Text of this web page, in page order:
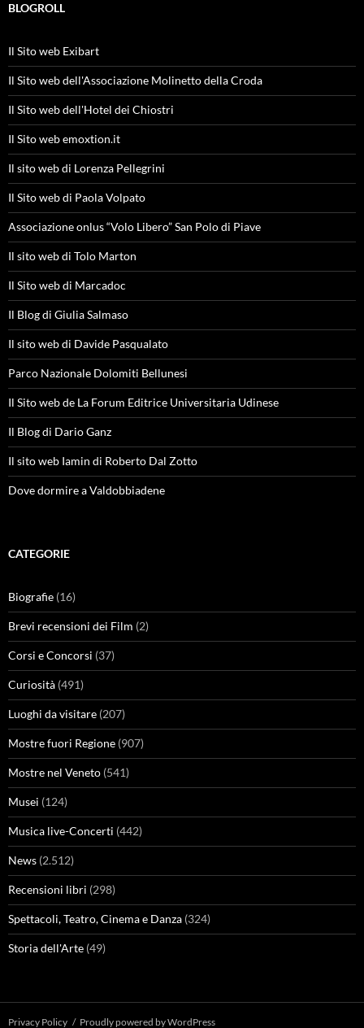
BLOGROLL
Il Sito web Exibart
Il Sito web dell'Associazione Molinetto della Croda
Il Sito web dell'Hotel dei Chiostri
Il Sito web emoxtion.it
Il sito web di Lorenza Pellegrini
Il Sito web di Paola Volpato
Associazione onlus “Volo Libero” San Polo di Piave
Il sito web di Tolo Marton
Il Sito web di Marcadoc
Il Blog di Giulia Salmaso
Il sito web di Davide Pasqualato
Parco Nazionale Dolomiti Bellunesi
Il Sito web de La Forum Editrice Universitaria Udinese
Il Blog di Dario Ganz
Il sito web Iamin di Roberto Dal Zotto
Dove dormire a Valdobbiadene
CATEGORIE
Biografie (16)
Brevi recensioni dei Film (2)
Corsi e Concorsi (37)
Curiosità (491)
Luoghi da visitare (207)
Mostre fuori Regione (907)
Mostre nel Veneto (541)
Musei (124)
Musica live-Concerti (442)
News (2.512)
Recensioni libri (298)
Spettacoli, Teatro, Cinema e Danza (324)
Storia dell'Arte (49)
Privacy Policy Proudly powered by WordPress